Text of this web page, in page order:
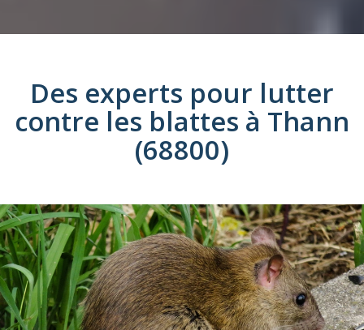
Des experts pour lutter
contre les blattes à Thann
(68800)